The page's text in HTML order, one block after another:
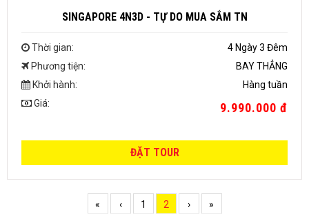
SINGAPORE 4N3D - TỰ DO MUA SẮM TN
Thời gian:
4 Ngày 3 Đêm
Phương tiện:
BAY THẲNG
Khởi hành:
Hàng tuần
Giá:
9.990.000 đ
ĐẶT TOUR
« ‹ 1 2 › »